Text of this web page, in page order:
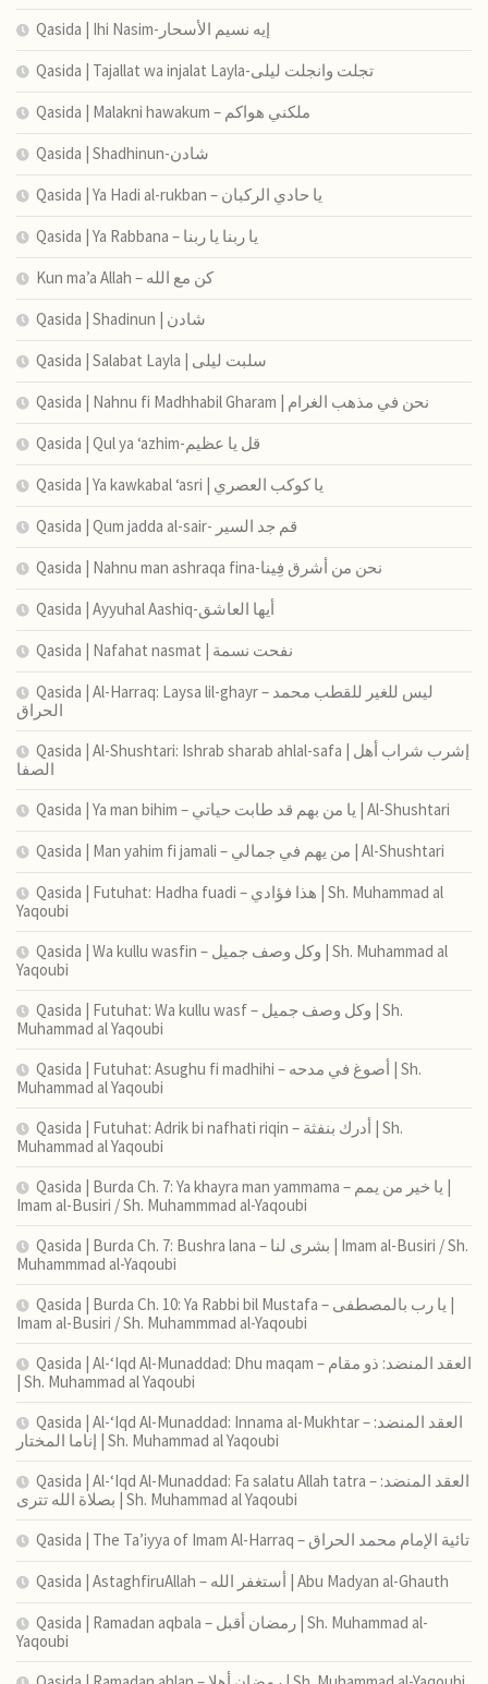
Qasida | Ihi Nasim-إيه نسيم الأسحار
Qasida | Tajallat wa injalat Layla-تجلت وانجلت ليلى
Qasida | Malakni hawakum – ملكني هواكم
Qasida | Shadhinun-شادن
Qasida | Ya Hadi al-rukban – يا حادي الركبان
Qasida | Ya Rabbana – يا ربنا يا ربنا
Kun ma’a Allah – كن مع الله
Qasida | Shadinun | شادن
Qasida | Salabat Layla | سلبت ليلى
Qasida | Nahnu fi Madhhabil Gharam | نحن في مذهب الغرام
Qasida | Qul ya ‘azhim-قل يا عظيم
Qasida | Ya kawkabal ‘asri | يا كوكب العصري
Qasida | Qum jadda al-sair- قم جد السير
Qasida | Nahnu man ashraqa fina-نحن من أشرق فِينا
Qasida | Ayyuhal Aashiq-أيها العاشق
Qasida | Nafahat nasmat | نفحت نسمة
Qasida | Al-Harraq: Laysa lil-ghayr – ليس للغير للقطب محمد
الحراق
Qasida | Al-Shushtari: Ishrab sharab ahlal-safa | إشرب شراب أهل
الصفا
Qasida | Ya man bihim – يا من بهم قد طابت حياتي | Al-Shushtari
Qasida | Man yahim fi jamali – من يهم في جمالي | Al-Shushtari
Qasida | Futuhat: Hadha fuadi – هذا فؤادي | Sh. Muhammad al
Yaqoubi
Qasida | Wa kullu wasfin – وكل وصف جميل | Sh. Muhammad al
Yaqoubi
Qasida | Futuhat: Wa kullu wasf – وكل وصف جميل | Sh.
Muhammad al Yaqoubi
Qasida | Futuhat: Asughu fi madhihi – أصوغ في مدحه | Sh.
Muhammad al Yaqoubi
Qasida | Futuhat: Adrik bi nafhati riqin – أدرك بنفثة | Sh.
Muhammad al Yaqoubi
Qasida | Burda Ch. 7: Ya khayra man yammama – يا خير من يمم |
Imam al-Busiri / Sh. Muhammmad al-Yaqoubi
Qasida | Burda Ch. 7: Bushra lana – بشرى لنا | Imam al-Busiri / Sh.
Muhammmad al-Yaqoubi
Qasida | Burda Ch. 10: Ya Rabbi bil Mustafa – يا رب بالمصطفى |
Imam al-Busiri / Sh. Muhammmad al-Yaqoubi
Qasida | Al-‘Iqd Al-Munaddad: Dhu maqam – العقد المنضد: ذو مقام
| Sh. Muhammad al Yaqoubi
Qasida | Al-‘Iqd Al-Munaddad: Innama al-Mukhtar – العقد المنضد:
إناما المختار | Sh. Muhammad al Yaqoubi
Qasida | Al-‘Iqd Al-Munaddad: Fa salatu Allah tatra – العقد المنضد:
بصلاة الله تترى | Sh. Muhammad al Yaqoubi
Qasida | The Ta’iyya of Imam Al-Harraq – تائية الإمام محمد الحراق
Qasida | AstaghfiruAllah – أستغفر الله | Abu Madyan al-Ghauth
Qasida | Ramadan aqbala – رمضان أقبل | Sh. Muhammad al-
Yaqoubi